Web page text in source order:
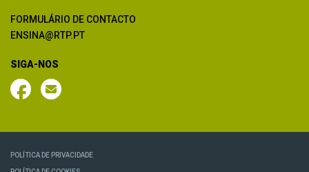
FORMULÁRIO DE CONTACTO
ENSINA@RTP.PT
SIGA-NOS
POLÍTICA DE PRIVACIDADE